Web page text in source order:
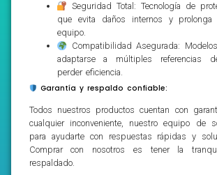
Seguridad Total: Tecnología de
que evita daños internos y
equipo.
Compatibilidad Asegurada:
adaptarse a múltiples referencias
perder eficiencia.
Garantía y respaldo confiable:
Todos nuestros productos cuentan con
cualquier inconveniente, nuestro equipo de
para ayudarte con respuestas rápidas y
Comprar con nosotros es tener la
respaldado.